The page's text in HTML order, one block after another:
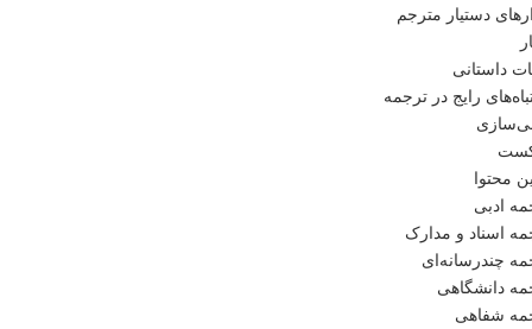
دستیار مترجم
داستانی
رایج در ترجمه
محتوا
ادبی
اسناد و مدارک
چندرسانه‌ای
دانشگاهی
شفاهی